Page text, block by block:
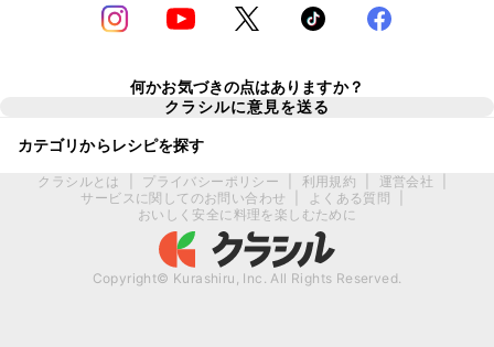
何かお気づきの点はありますか？
クラシルに意見を送る
カテゴリからレシピを探す
クラシルとは プライバシーポリシー 利用規約 運営会社
サービスに関してのお問い合わせ
よくある質問
おいしく安全に料理を楽しむために
Copyright© Kurashiru, Inc. All Rights Reserved.